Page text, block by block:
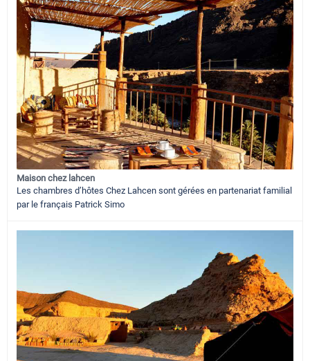
Maison chez lahcen
Les chambres d’hôtes Chez Lahcen sont gérées en partenariat familial
par le français Patrick Simo